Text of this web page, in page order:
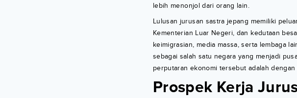
lebih menonjol dari orang lain.
Lulusan jurusan sastra jepang memiliki
Kementerian Luar Negeri, dan kedutaan
keimigrasian, media massa, serta lembaga
sebagai salah satu negara yang menjadi
perputaran ekonomi tersebut adalah
Prospek Kerja